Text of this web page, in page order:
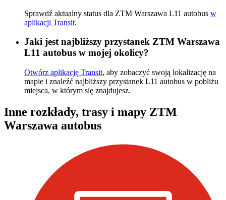
Sprawdź aktualny status dla ZTM Warszawa L11 autobus w
aplikacji Transit.
Jaki jest najbliższy przystanek ZTM Warszawa
L11 autobus w mojej okolicy?
Otwórz aplikację Transit, aby zobaczyć swoją lokalizację na
mapie i znaleźć najbliższy przystanek L11 autobus w pobliżu
miejsca, w którym się znajdujesz.
Inne rozkłady, trasy i mapy ZTM
Warszawa autobus